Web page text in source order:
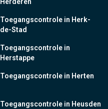
Herderen
Toegangscontrole in Herk-
de-Stad
Toegangscontrole in
Herstappe
Toegangscontrole in Herten
Toegangscontrole in Heusden